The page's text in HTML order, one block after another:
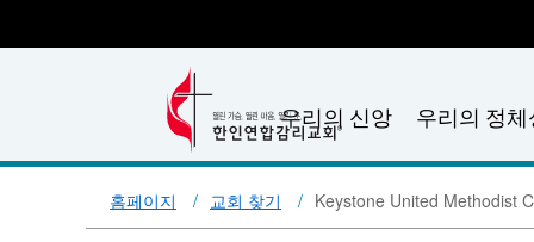
우리의 신앙 우리의 정체
홈페이지 교회 찾기 Keystone United Methodist